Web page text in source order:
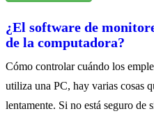
¿El software de
de la computadora?
Cómo controlar cuándo los
utiliza una PC, hay varias cosas
lentamente. Si no está seguro de